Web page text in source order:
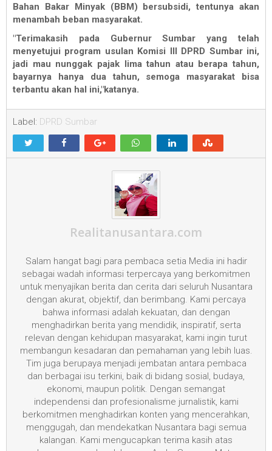
Bahan Bakar Minyak (BBM) bersubsidi, tentunya akan
menambah beban masyarakat.
"Terimakasih pada Gubernur Sumbar yang telah
menyetujui program usulan Komisi III DPRD Sumbar ini,
jadi mau nunggak pajak lima tahun atau berapa tahun,
bayarnya hanya dua tahun, semoga masyarakat bisa
terbantu akan hal ini,"katanya.
Label: DPRD Sumbar
Realitanusantara.com
Salam hangat bagi para pembaca setia Media ini hadir
sebagai wadah informasi terpercaya yang berkomitmen
untuk menyajikan berita dan cerita dari seluruh Nusantara
dengan akurat, objektif, dan berimbang. Kami percaya
bahwa informasi adalah kekuatan, dan dengan
menghadirkan berita yang mendidik, inspiratif, serta
relevan dengan kehidupan masyarakat, kami ingin turut
membangun kesadaran dan pemahaman yang lebih luas.
Tim juga berupaya menjadi jembatan antara pembaca
dan berbagai isu terkini, baik di bidang sosial, budaya,
ekonomi, maupun politik. Dengan semangat
independensi dan profesionalisme jurnalistik, kami
berkomitmen menghadirkan konten yang mencerahkan,
menggugah, dan mendekatkan Nusantara bagi semua
kalangan. Kami mengucapkan terima kasih atas